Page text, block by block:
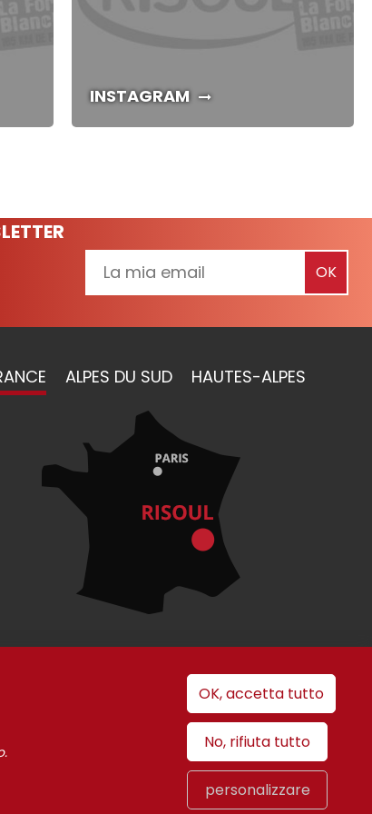
INSTAGRAM
ALPES DU SUD HAUTES-ALPES
OK, accetta tutto
No, rifiuta tutto
personalizzare